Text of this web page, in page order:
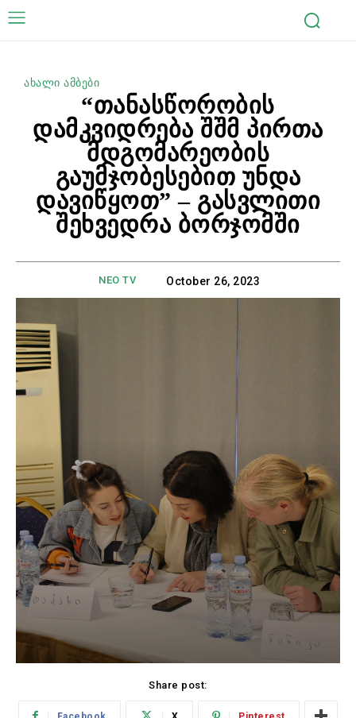
ახალი ამბები
“თანასწორობის
დამკვიდრება შშმ პირთა
მდგომარეობის
გაუმჯობესებით უნდა
დავიწყოთ” – გასვლითი
შეხვედრა ბორჯომში
NEO TV October 26, 2023
Share post: